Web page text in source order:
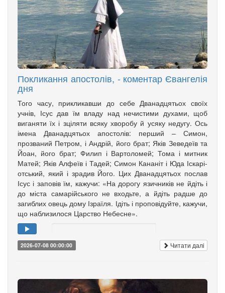
Покликання апостолів, - коментар Євангелія
дня
Того часу, прикликавши до себе Дванадцятьох своїх
учнів, Ісус дав їм владу над нечистими духами, щоб
вига­няти їх і зціляти всяку хворобу й усяку недугу. Ось
імена Дванадцятьох апо­столів: перший – Симон,
прозваний Петром, і Андрій, його брат; Яків Зе­­ведеїв та
Йоан, його брат; Филип і Вартоломей; Тома і мит­ник
Матей; Яків Алфеїв і Та­дей; Симон Кананіт і Юда Іска­рі­
от­ський, який і зрадив Його. Цих Дванадцятьох послав
Ісус і заповів їм, кажучи: «На дорогу язич­ників не йдіть і
до міста самарійського не входьте, а йдіть радше до
загиблих овець дому Ізраїля. Ідіть і проповідуйте, кажучи,
що наблизилося Царство Небесне».
2026-07-08 00:00:00 Читати далі